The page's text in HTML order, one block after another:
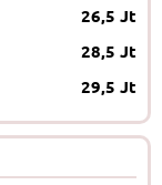
26,5 Jt
28,5 Jt
29,5 Jt